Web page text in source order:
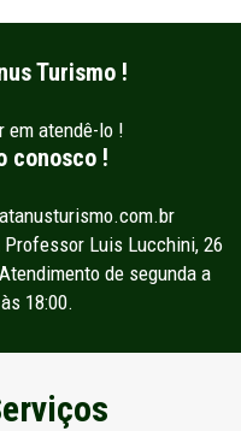
Turismo !
em atendê-lo !
conosco !
Luis Lucchini, 26
de segunda a
18:00.